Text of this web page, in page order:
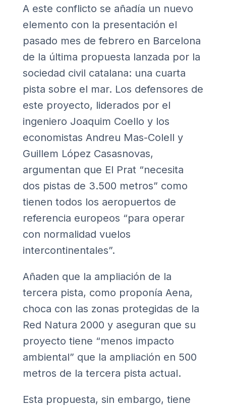
A este conflicto se añadía un nuevo
elemento con la presentación el
pasado mes de febrero en Barcelona
de la última propuesta lanzada por la
sociedad civil catalana: una cuarta
pista sobre el mar. Los defensores de
este proyecto, liderados por el
ingeniero Joaquim Coello y los
economistas Andreu Mas-Colell y
Guillem López Casasnovas,
argumentan que El Prat “necesita
dos pistas de 3.500 metros” como
tienen todos los aeropuertos de
referencia europeos “para operar
con normalidad vuelos
intercontinentales”.
Añaden que la ampliación de la
tercera pista, como proponía Aena,
choca con las zonas protegidas de la
Red Natura 2000 y aseguran que su
proyecto tiene “menos impacto
ambiental” que la ampliación en 500
metros de la tercera pista actual.
Esta propuesta, sin embargo, tiene